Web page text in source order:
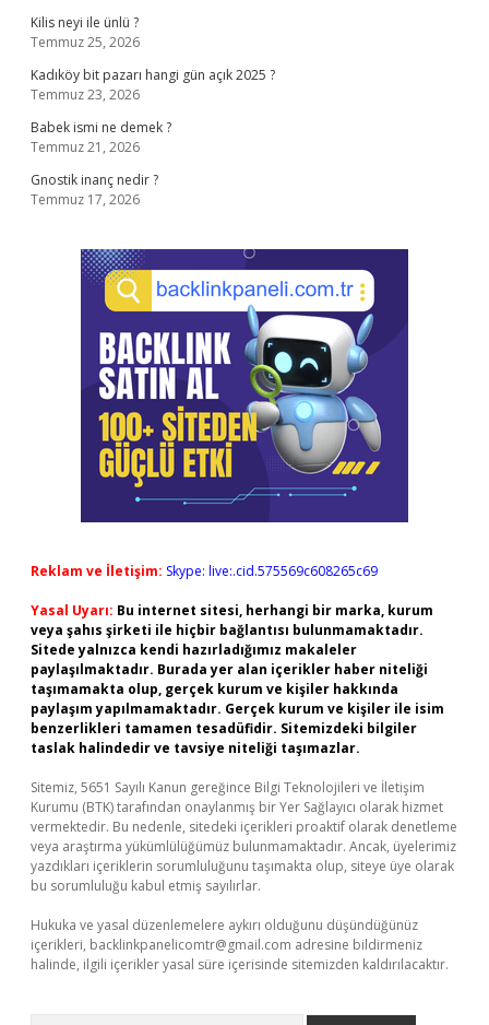
Kilis neyi ile ünlü ?
Temmuz 25, 2026
Kadıköy bit pazarı hangi gün açık 2025 ?
Temmuz 23, 2026
Babek ismi ne demek ?
Temmuz 21, 2026
Gnostik inanç nedir ?
Temmuz 17, 2026
Reklam ve İletişim: Skype: live:.cid.575569c608265c69
Yasal Uyarı: Bu internet sitesi, herhangi bir marka, kurum
veya şahıs şirketi ile hiçbir bağlantısı bulunmamaktadır.
Sitede yalnızca kendi hazırladığımız makaleler
paylaşılmaktadır. Burada yer alan içerikler haber niteliği
taşımamakta olup, gerçek kurum ve kişiler hakkında
paylaşım yapılmamaktadır. Gerçek kurum ve kişiler ile isim
benzerlikleri tamamen tesadüfidir. Sitemizdeki bilgiler
taslak halindedir ve tavsiye niteliği taşımazlar.
Sitemiz, 5651 Sayılı Kanun gereğince Bilgi Teknolojileri ve İletişim
Kurumu (BTK) tarafından onaylanmış bir Yer Sağlayıcı olarak hizmet
vermektedir. Bu nedenle, sitedeki içerikleri proaktif olarak denetleme
veya araştırma yükümlülüğümüz bulunmamaktadır. Ancak, üyelerimiz
yazdıkları içeriklerin sorumluluğunu taşımakta olup, siteye üye olarak
bu sorumluluğu kabul etmiş sayılırlar.
Hukuka ve yasal düzenlemelere aykırı olduğunu düşündüğünüz
içerikleri, backlinkpanelicomtr@gmail.com adresine bildirmeniz
halinde, ilgili içerikler yasal süre içerisinde sitemizden kaldırılacaktır.